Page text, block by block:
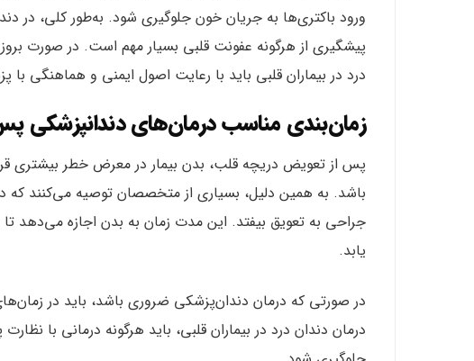
ورود باکتری‌ها به جریان خون جلوگیری شود. به‌طور کلی، در
پیشگیری از هرگونه عفونت قلبی بسیار مهم است. در صورت
درد در بیماران قلبی باید با رعایت اصول ایمنی و هماهنگی با
زمان‌بندی مناسب درمان‌های دندانپزشکی
پس از تعویض دریچه قلب، بدن بیمار در معرض خطر بیشتری
جراحی به تعویق بیفتد. این مدت زمان به بدن اجازه می‌دهد
یابد.
در صورتی که درمان دندان‌پزشکی ضروری باشد، باید در
درمان دندان درد در بیماران قلبی، باید هرگونه درمانی با